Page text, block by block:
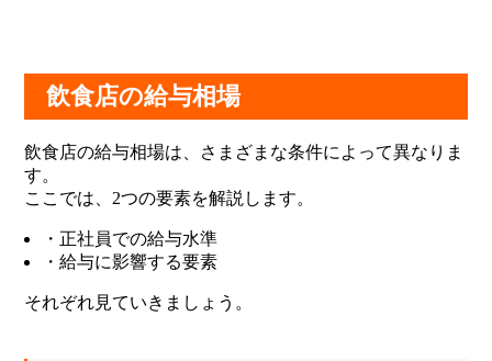
飲食店の給与相場
飲食店の給与相場は、さまざまな条件によって異なりま
す。
ここでは、2つの要素を解説します。
・正社員での給与水準
・給与に影響する要素
それぞれ見ていきましょう。